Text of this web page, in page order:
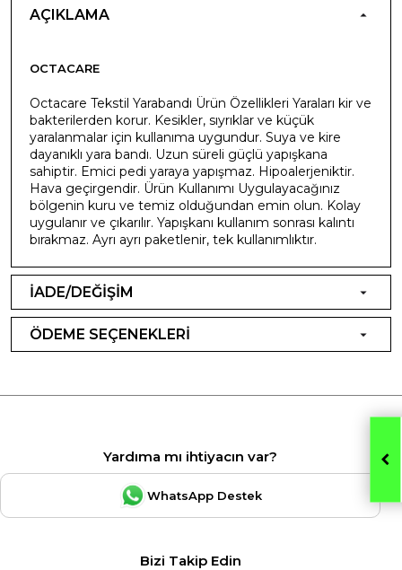
AÇIKLAMA
OCTACARE
Octacare Tekstil Yarabandı Ürün Özellikleri Yaraları kir ve
bakterilerden korur. Kesikler, sıyrıklar ve küçük
yaralanmalar için kullanıma uygundur. Suya ve kire
dayanıklı yara bandı. Uzun süreli güçlü yapışkana
sahiptir. Emici pedi yaraya yapışmaz. Hipoalerjeniktir.
Hava geçirgendir. Ürün Kullanımı Uygulayacağınız
bölgenin kuru ve temiz olduğundan emin olun. Kolay
uygulanır ve çıkarılır. Yapışkanı kullanım sonrası kalıntı
bırakmaz. Ayrı ayrı paketlenir, tek kullanımlıktır.
İADE/DEĞİŞİM
ÖDEME SEÇENEKLERİ
Yardıma mı ihtiyacın var?
WhatsApp Destek
Bizi Takip Edin